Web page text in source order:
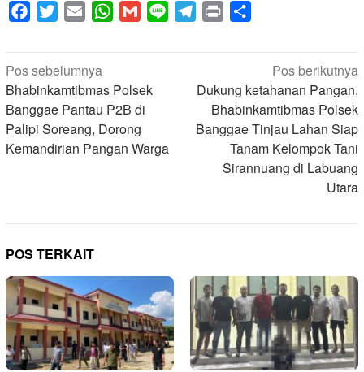
Facebook
Twitter Email WhatsApp
Gmail Line Telegram
Print
Navigasi
pos
Pos sebelumnya
Bhabinkamtibmas Polsek
Banggae Pantau P2B di
Palipi Soreang, Dorong
Kemandirian Pangan Warga
Pos berikutnya
Dukung ketahanan Pangan,
Bhabinkamtibmas Polsek
Banggae Tinjau Lahan Siap
Tanam Kelompok Tani
Sirannuang di Labuang
Utara
POS TERKAIT